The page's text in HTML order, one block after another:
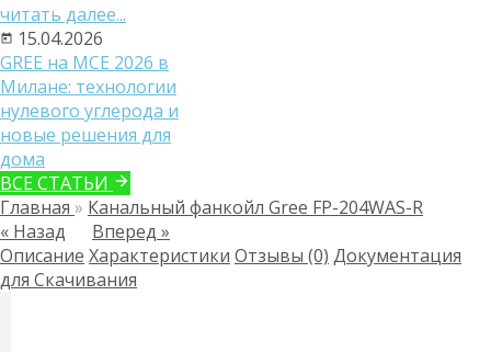
читать далее...
15.04.2026
GREE на MCE 2026 в
Милане: технологии
нулевого углерода и
новые решения для
дома
ВСЕ СТАТЬИ
Главная » Канальный фанкойл Gree FP-204WAS-R
« Назад
Вперед »
Описание Характеристики Отзывы (0) Документация
для Скачивания